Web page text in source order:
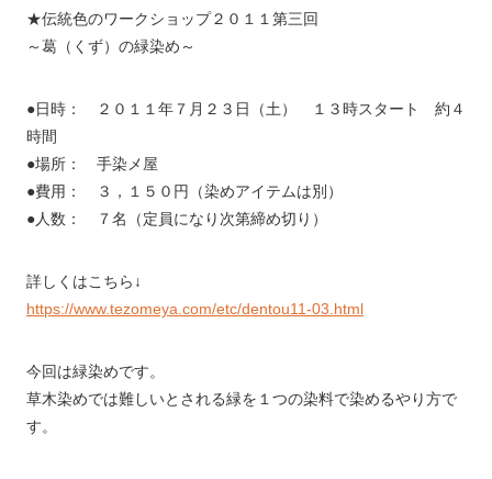
★伝統色のワークショップ２０１１第三回
～葛（くず）の緑染め～
●日時： ２０１１年７月２３日（土） １３時スタート 約４
時間
●場所： 手染メ屋
●費用： ３，１５０円（染めアイテムは別）
●人数： ７名（定員になり次第締め切り）
詳しくはこちら↓
https://www.tezomeya.com/etc/dentou11-03.html
今回は緑染めです。
草木染めでは難しいとされる緑を１つの染料で染めるやり方で
す。